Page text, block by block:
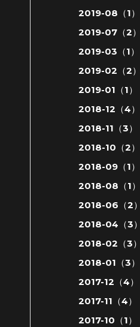
2019-08（1）
2019-07（2）
2019-03（1）
2019-02（2）
2019-01（1）
2018-12（4）
2018-11（3）
2018-10（2）
2018-09（1）
2018-08（1）
2018-06（2）
2018-04（3）
2018-02（3）
2018-01（3）
2017-12（4）
2017-11（4）
2017-10（1）